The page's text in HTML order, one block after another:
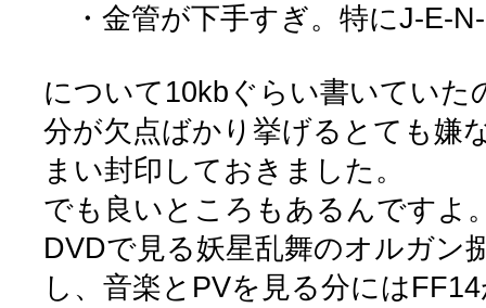
・金管が下手すぎ。特にJ-E-
について10kbぐらい書いていた
分が欠点ばかり挙げるとても嫌
まい封印しておきました。
でも良いところもあるんですよ
DVDで見る妖星乱舞のオルガン
し、音楽とPVを見る分には